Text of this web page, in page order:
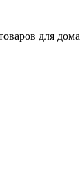
для дома